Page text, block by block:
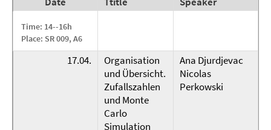
Time: 14--16h
Place: SR 009, A6
17.04.
Organisation
und Übersicht.
Zufallszahlen
und Monte
Carlo
Simulation
Ana Djurdjevac
Nicolas
Perkowski